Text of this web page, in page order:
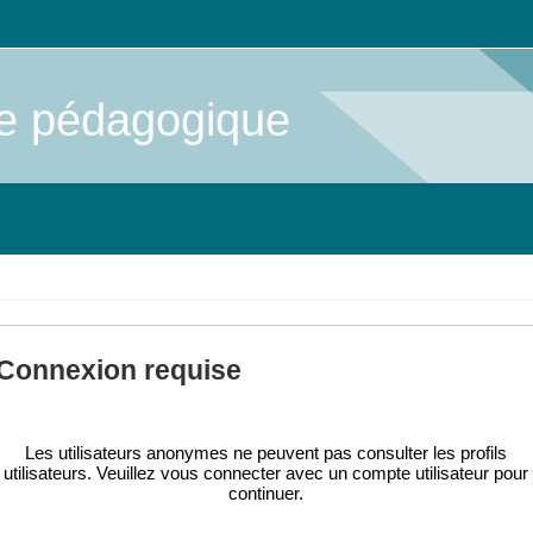
pédagogique
requise
Les utilisateurs anonymes ne peuvent pas consulter les profils
utilisateurs. Veuillez vous connecter avec un compte utilisateur pour
continuer.